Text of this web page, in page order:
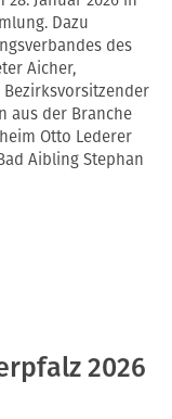
Dazu
des
Aicher,
aus der Branche
Otto Lederer
Aibling Stephan
2026